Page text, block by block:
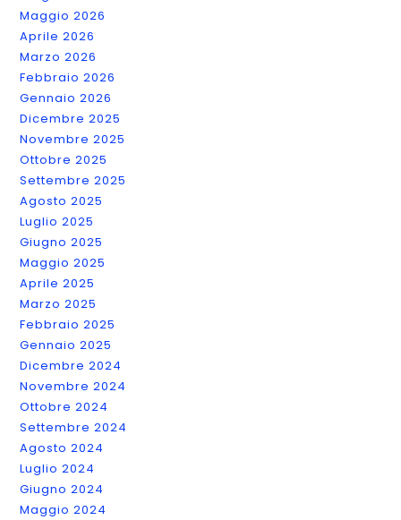
Maggio 2026
Aprile 2026
Marzo 2026
Febbraio 2026
Gennaio 2026
Dicembre 2025
Novembre 2025
Ottobre 2025
Settembre 2025
Agosto 2025
Luglio 2025
Giugno 2025
Maggio 2025
Aprile 2025
Marzo 2025
Febbraio 2025
Gennaio 2025
Dicembre 2024
Novembre 2024
Ottobre 2024
Settembre 2024
Agosto 2024
Luglio 2024
Giugno 2024
Maggio 2024